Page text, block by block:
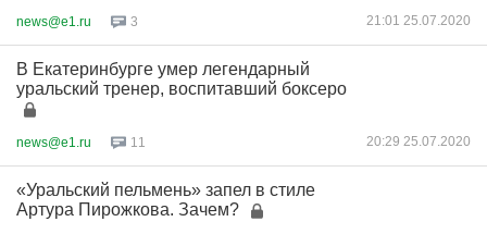
news@e1.ru 3 21:01 25.07.2020
В Екатеринбурге умер легендарный
уральский тренер, воспитавший боксеро
news@e1.ru 11 20:29 25.07.2020
«Уральский пельмень» запел в стиле
Артура Пирожкова. Зачем?